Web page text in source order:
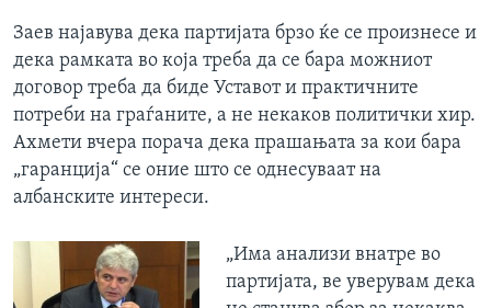
Заев најавува дека партијата брзо ќе се произнесе и
дека рамката во која треба да се бара можниот
договор треба да биде Уставот и практичните
потреби на граѓаните, а не некаков политички хир.
Ахмети вчера порача дека прашањата за кои бара
„гаранција“ се оние што се однесуваат на
албанските интереси.
„Има анализи внатре во
партијата, ве уверувам дека